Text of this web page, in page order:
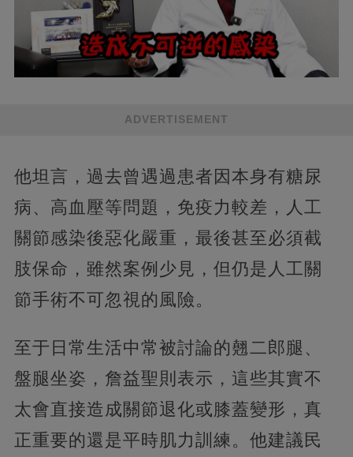
ADVERTISEMENT
他坦言，過去曾遇過患者因本身有糖尿
病、高血壓等問題，免疫力較差，人工
關節感染後惡化嚴重，最後甚至必須截
肢保命，雖然案例少見，但仍是人工關
節手術不可忽視的風險。
至于日常生活中常被討論的翹二郎腿、
盤腿坐姿，詹益聖則表示，這些其實不
太會直接造成關節退化或膝蓋變形，真
正重要的還是平時肌力訓練。他建議民